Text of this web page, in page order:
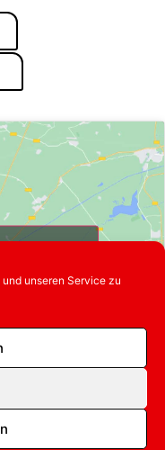
unseren Service zu
Cookies zu